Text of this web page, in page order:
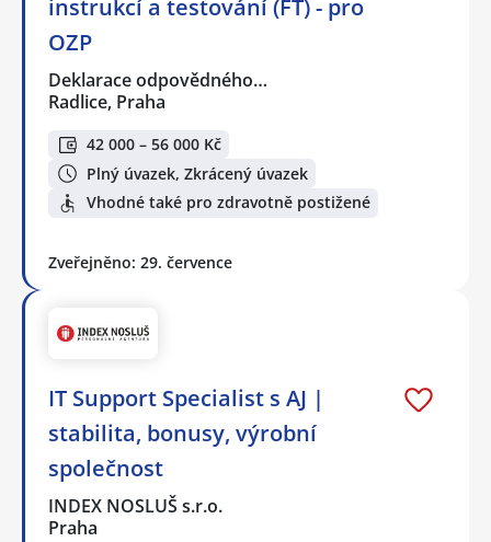
instrukcí a testování (FT) - pro
OZP
Deklarace odpovědného…
Radlice, Praha
42 000 – 56 000 Kč
Plný úvazek, Zkrácený úvazek
Vhodné také pro zdravotně postižené
Zveřejněno: 29. července
IT Support Specialist s AJ |
stabilita, bonusy, výrobní
společnost
INDEX NOSLUŠ s.r.o.
Praha